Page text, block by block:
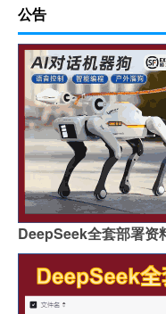
公告
DeepSeek全套部署资